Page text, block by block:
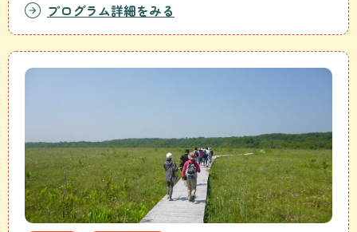
プログラム詳細をみる